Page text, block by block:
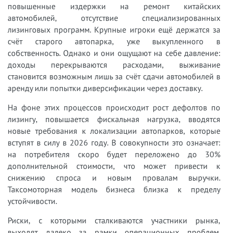
повышенные издержки на ремонт китайских
автомобилей, отсутствие специализированных
лизинговых программ. Крупные игроки ещё держатся за
счёт старого автопарка, уже выкупленного в
собственность. Однако и они ощущают на себе давление:
доходы перекрываются расходами, выживание
становится возможным лишь за счёт сдачи автомобилей в
аренду или попытки диверсификации через доставку.
На фоне этих процессов происходит рост дефолтов по
лизингу, повышается фискальная нагрузка, вводятся
новые требования к локализации автопарков, которые
вступят в силу в 2026 году. В совокупности это означает:
на потребителя скоро будет переложено до 30%
дополнительной стоимости, что может привести к
снижению спроса и новым провалам выручки.
Таксомоторная модель бизнеса близка к пределу
устойчивости.
Риски, с которыми сталкиваются участники рынка,